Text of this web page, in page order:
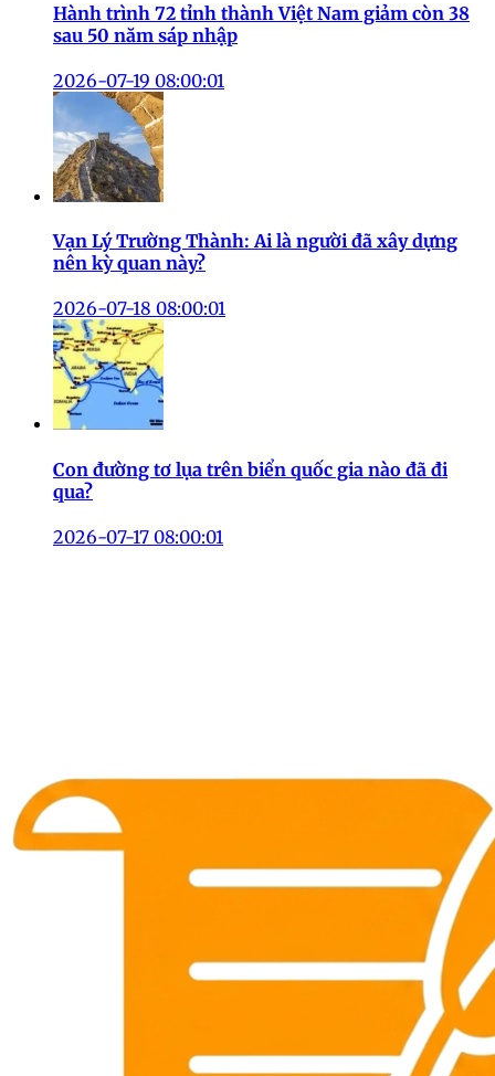
Hành trình 72 tỉnh thành Việt Nam giảm còn 38
sau 50 năm sáp nhập
2026-07-19 08:00:01
Vạn Lý Trường Thành: Ai là người đã xây dựng
nên kỳ quan này?
2026-07-18 08:00:01
Con đường tơ lụa trên biển quốc gia nào đã đi
qua?
2026-07-17 08:00:01